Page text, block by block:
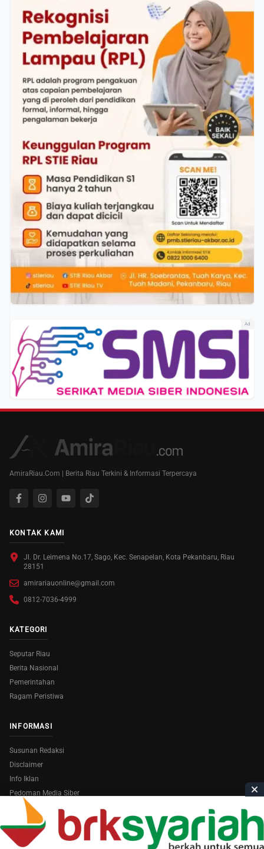
Ad
AmiraRiau.Com | Berita Riau Terkini & Informasi Terpercaya
KONTAK KAMI
Jl. Dr. Leimena No.17, Sago, Kec. Senapelan, Kota Pekanbaru, Riau
28151
amirariauonline@gmail.com
0812-7036-4999
KATEGORI
Seputar Riau
Berita Nasional
Pemerintahan
Ragam Peristiwa
INFORMASI
Susunan Redaksi
Disclaimer
Info Iklan
Pedoman Media Siber
Copyright © 2026 AmiraRiau.com . All Rights Reserved.